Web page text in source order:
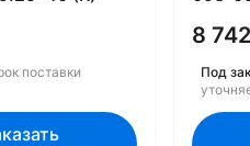
поставки
8
Под